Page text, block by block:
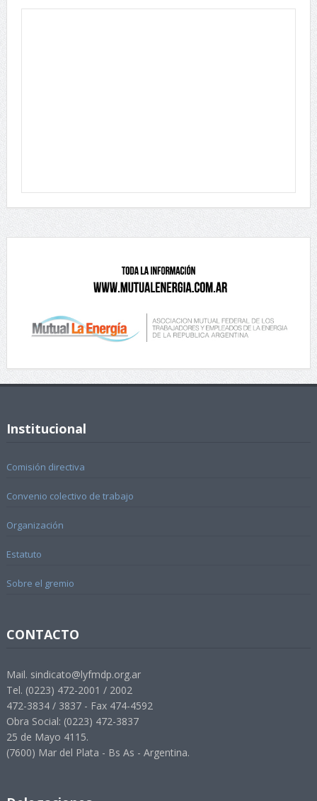
Institucional
Comisión directiva
Convenio colectivo de trabajo
Organización
Estatuto
Sobre el gremio
CONTACTO
Mail. sindicato@lyfmdp.org.ar
Tel. (0223) 472-2001 / 2002
472-3834 / 3837 - Fax 474-4592
Obra Social: (0223) 472-3837
25 de Mayo 4115.
(7600) Mar del Plata - Bs As - Argentina.